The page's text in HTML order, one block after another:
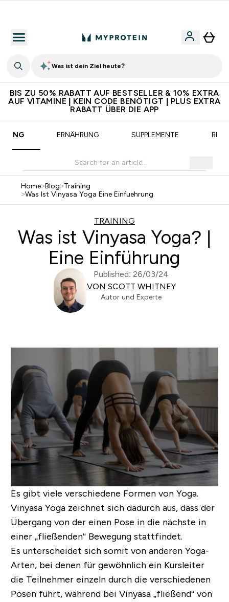
Was ist dein Ziel heute?
BIS ZU 50% RABATT AUF BESTSELLER & 10% EXTRA
AUF VITAMINE | KEIN CODE BENÖTIGT | PLUS EXTRA
RABATT ÜBER DIE APP
ERNÄHRUNG SUPPLEMENTE
Home>Blog>Training
>Was Ist Vinyasa Yoga Eine Einfuehrung
TRAINING
Was ist Vinyasa Yoga? |
Eine Einführung
Published: 26/03/24
VON SCOTT WHITNEY
Autor und Experte
Es gibt viele verschiedene Formen von Yoga.
Vinyasa Yoga zeichnet sich dadurch aus, dass der
Übergang von der einen Pose in die nächste in
einer „fließenden“ Bewegung stattfindet.
Es unterscheidet sich somit von anderen Yoga-
Arten, bei denen für gewöhnlich ein Kursleiter
die Teilnehmer einzeln durch die verschiedenen
Posen führt, während bei Vinyasa „fließend“ von